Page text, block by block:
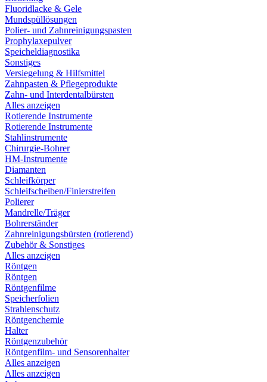
Fluoridlacke & Gele
Mundspüllösungen
Polier- und Zahnreinigungspasten
Prophylaxepulver
Speicheldiagnostika
Sonstiges
Versiegelung & Hilfsmittel
Zahnpasten & Pflegeprodukte
Zahn- und Interdentalbürsten
Alles anzeigen
Rotierende Instrumente
Rotierende Instrumente
Stahlinstrumente
Chirurgie-Bohrer
HM-Instrumente
Diamanten
Schleifkörper
Schleifscheiben/Finierstreifen
Polierer
Mandrelle/Träger
Bohrerständer
Zahnreinigungsbürsten (rotierend)
Zubehör & Sonstiges
Alles anzeigen
Röntgen
Röntgen
Röntgenfilme
Speicherfolien
Strahlenschutz
Röntgenchemie
Halter
Röntgenzubehör
Röntgenfilm- und Sensorenhalter
Alles anzeigen
Alles anzeigen